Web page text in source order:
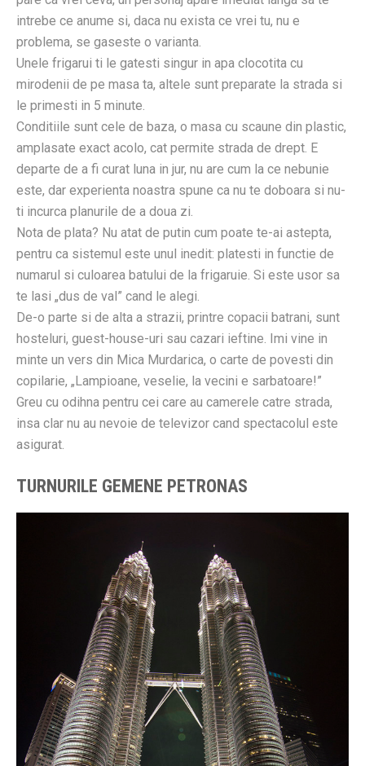
intrebe ce anume si, daca nu exista ce vrei tu, nu e
problema, se gaseste o varianta.
Unele frigarui ti le gatesti singur in apa clocotita cu
mirodenii de pe masa ta, altele sunt preparate la strada si
le primesti in 5 minute.
Conditiile sunt cele de baza, o masa cu scaune din plastic,
amplasate exact acolo, cat permite strada de drept. E
departe de a fi curat luna in jur, nu are cum la ce nebunie
este, dar experienta noastra spune ca nu te doboara si nu-
ti incurca planurile de a doua zi.
Nota de plata? Nu atat de putin cum poate te-ai astepta,
pentru ca sistemul este unul inedit: platesti in functie de
numarul si culoarea batului de la frigaruie. Si este usor sa
te lasi „dus de val” cand le alegi.
De-o parte si de alta a strazii, printre copacii batrani, sunt
hosteluri, guest-house-uri sau cazari ieftine. Imi vine in
minte un vers din Mica Murdarica, o carte de povesti din
copilarie, „Lampioane, veselie, la vecini e sarbatoare!”
Greu cu odihna pentru cei care au camerele catre strada,
insa clar nu au nevoie de televizor cand spectacolul este
asigurat.
TURNURILE GEMENE PETRONAS